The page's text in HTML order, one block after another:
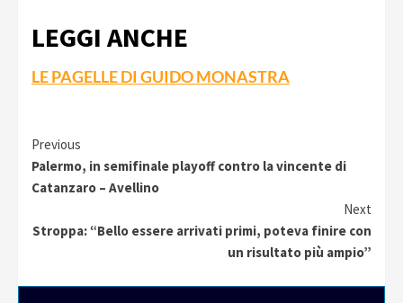
LEGGI ANCHE
LE PAGELLE DI GUIDO MONASTRA
Continue
Reading
Previous
Palermo, in semifinale playoff contro la vincente di
Catanzaro – Avellino
Next
Stroppa: “Bello essere arrivati primi, poteva finire con
un risultato più ampio”